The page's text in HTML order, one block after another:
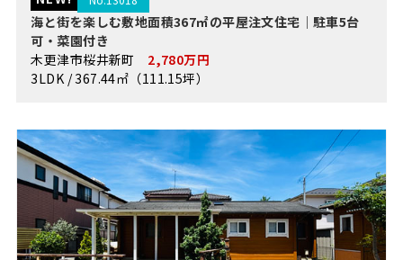
海と街を楽しむ敷地面積367㎡の平屋注文住宅｜駐車5台
可・菜園付き
木更津市桜井新町 2,780万円
3LDK / 367.44㎡（111.15坪）